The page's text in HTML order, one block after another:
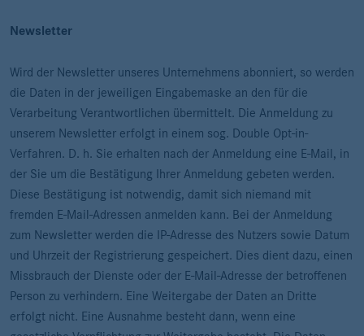
Newsletter
Wird der Newsletter unseres Unternehmens abonniert, so werden
die Daten in der jeweiligen Eingabemaske an den für die
Verarbeitung Verantwortlichen übermittelt. Die Anmeldung zu
unserem Newsletter erfolgt in einem sog. Double Opt-in-
Verfahren. D. h. Sie erhalten nach der Anmeldung eine E-Mail, in
der Sie um die Bestätigung Ihrer Anmeldung gebeten werden.
Diese Bestätigung ist notwendig, damit sich niemand mit
fremden E-Mail-Adressen anmelden kann. Bei der Anmeldung
zum Newsletter werden die IP-Adresse des Nutzers sowie Datum
und Uhrzeit der Registrierung gespeichert. Dies dient dazu, einen
Missbrauch der Dienste oder der E-Mail-Adresse der betroffenen
Person zu verhindern. Eine Weitergabe der Daten an Dritte
erfolgt nicht. Eine Ausnahme besteht dann, wenn eine